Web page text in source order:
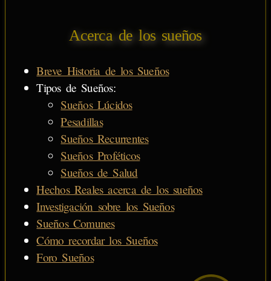
Acerca de los sueños
Breve Historia de los Sueños
Tipos de Sueños:
Sueños Lúcidos
Pesadillas
Sueños Recurrentes
Sueños Proféticos
Sueños de Salud
Hechos Reales acerca de los sueños
Investigación sobre los Sueños
Sueños Comunes
Cómo recordar los Sueños
Foro Sueños